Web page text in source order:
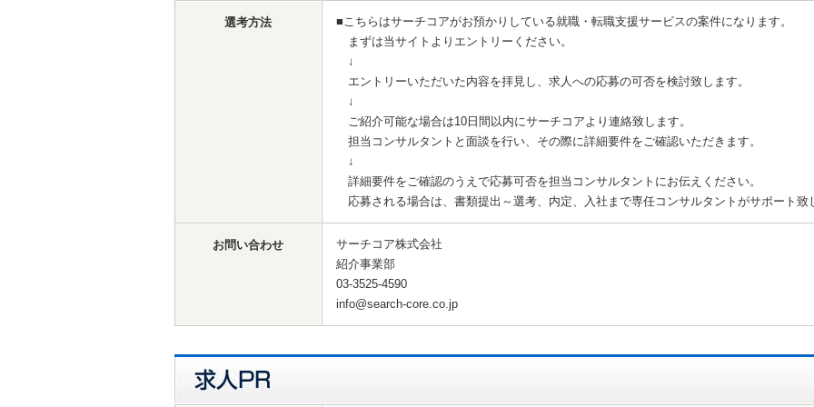
選考方法
■こちらはサーチコアがお預かりしている就職・転職支援サービスの案件になります。
まずは当サイトよりエントリーください。
↓
エントリーいただいた内容を拝見し、求人への応募の可否を検討致します。
↓
ご紹介可能な場合は10日間以内にサーチコアより連絡致します。
担当コンサルタントと面談を行い、その際に詳細要件をご確認いただきます。
↓
詳細要件をご確認のうえで応募可否を担当コンサルタントにお伝えください。
応募される場合は、書類提出～選考、内定、入社まで専任コンサルタントがサポート致
お問い合わせ
サーチコア株式会社
紹介事業部
03-3525-4590
info@search-core.co.jp